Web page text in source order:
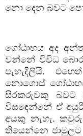
නො දෙන බවට
ගෝඨාභය අද
වන්නේ විවිධ
පැහැදිලියි.
නොගොස්
සිරකරුවකු බවට
විසඳෙන්නේ ඒ
අයකු නැහැ.
තියෙන්නෙ